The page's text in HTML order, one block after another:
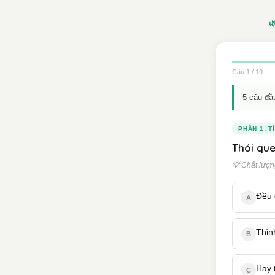
Câu 1 / 19
5 câu
PHẦN 1:
Thói
💡 Chất
A Đều
B
C Hay